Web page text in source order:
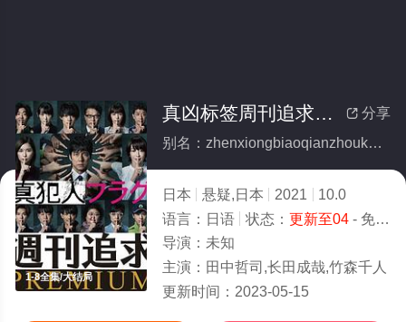
1-8全集/大结局
 分享
真凶标签周刊追求之人物档案(全集)
别名：zhenxiongbiaoqianzhoukanzhuiqiuzhirenwudangan
日本 悬疑,日本 2021
10.0
语言： 日语 状态： 更新至04- 免费在线观看
导演： 未知
主演： 田中哲司,长田成哉,竹森千人
更新时间： 2023-05-15